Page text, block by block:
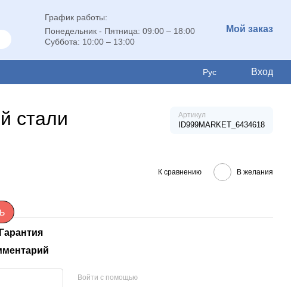
График работы:
Понедельник - Пятница: 09:00 – 18:00
Суббота: 10:00 – 13:00
Мой заказ
Рус Вход
стали Артикул
ID999MARKET_6434618
К сравнению В желания
Гарантия
Войти с помощью